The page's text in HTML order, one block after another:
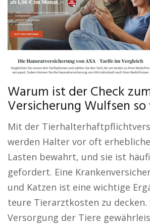
Warum ist der Check
Versicherung Wulfsen
Mit der
werden Halter vor oft
Lasten bewahrt, und sie ist
gefordert. Eine
und Katzen ist eine wichtige
teure Tierarztkosten zu
Versorgung der Tiere